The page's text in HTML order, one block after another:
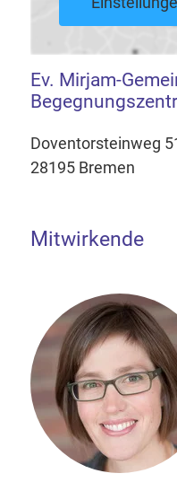
Ev. Mirjam-
Doventorsteinweg
28195 Bremen
Mitwirkende